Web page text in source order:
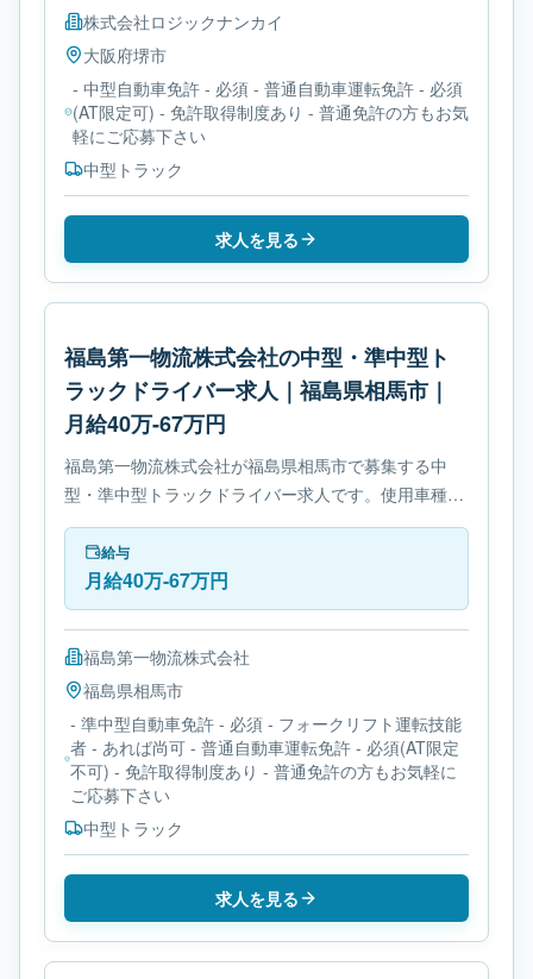
株式会社ロジックナンカイ
大阪府堺市
- 中型自動車免許 - 必須 - 普通自動車運転免許 - 必須
(AT限定可) - 免許取得制度あり - 普通免許の方もお気
軽にご応募下さい
中型トラック
求人を見る
福島第一物流株式会社の中型・準中型ト
ラックドライバー求人｜福島県相馬市｜
月給40万-67万円
福島第一物流株式会社が福島県相馬市で募集する中
型・準中型トラックドライバー求人です。使用車種は
中型トラックです。勤務時間は- 変形労働時間制で
す。必要免許は- 準中型自動車免許です。
給与
月給40万-67万円
福島第一物流株式会社
福島県相馬市
- 準中型自動車免許 - 必須 - フォークリフト運転技能
者 - あれば尚可 - 普通自動車運転免許 - 必須(AT限定
不可) - 免許取得制度あり - 普通免許の方もお気軽に
ご応募下さい
中型トラック
求人を見る